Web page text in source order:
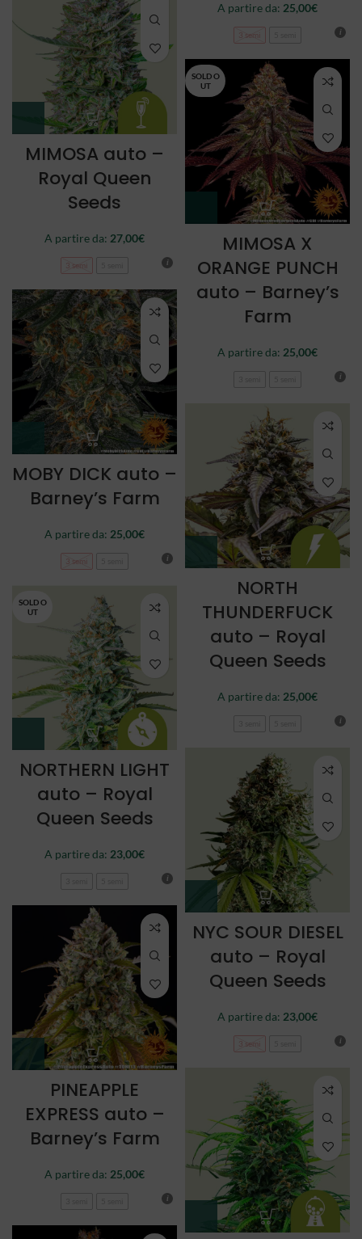
A partire da: 25,00€
3 semi
MIMOSA auto –
Royal Queen
Seeds
A partire da: 27,00€
3 semi
SOLD O
UT
MIMOSA X
ORANGE PUNCH
auto – Barney’s
Farm
A partire da: 25,00€
MOBY DICK auto –
Barney’s Farm
A partire da: 25,00€
3 semi
NORTH
THUNDERFUCK
auto – Royal
Queen Seeds
A partire da: 25,00€
SOLD O
UT
NORTHERN LIGHT
auto – Royal
Queen Seeds
A partire da: 23,00€
NYC SOUR DIESEL
auto – Royal
Queen Seeds
A partire da: 23,00€
3 semi
PINEAPPLE
EXPRESS auto –
Barney’s Farm
A partire da: 25,00€